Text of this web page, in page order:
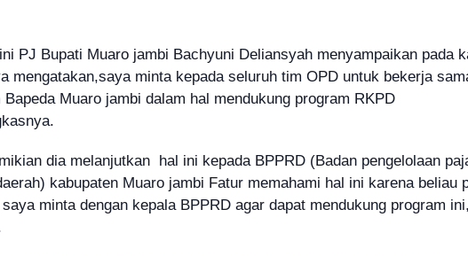
PJ Bupati Muaro jambi Bachyuni Deliansyah menyampaikan pada
mengatakan,saya minta kepada seluruh tim OPD untuk bekerja
Bapeda Muaro jambi dalam hal mendukung program RKPD
dia melanjutkan hal ini kepada BPPRD (Badan pengelolaan
kabupaten Muaro jambi Fatur memahami hal ini karena beliau
minta dengan kepala BPPRD agar dapat mendukung program ini,